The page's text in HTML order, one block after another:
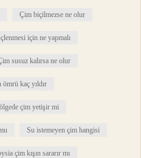
Çim biçilmezse ne olur
için ne yapmalı
susuz kalırsa ne olur
ömrü kaç yıldır
çim yetişir mi
Su istemeyen çim hangisi
çim kışın sararır mı